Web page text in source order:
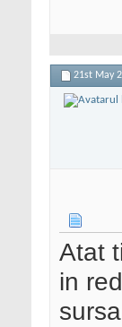
21st May
Atat
in